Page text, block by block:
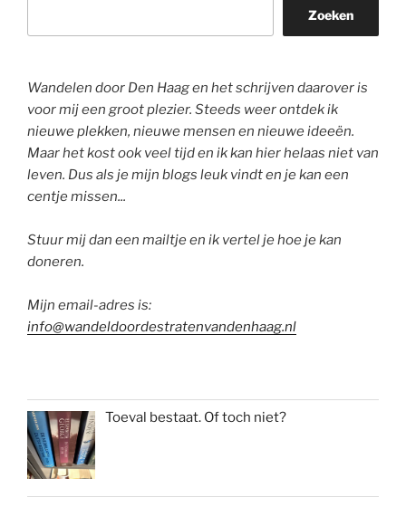
Zoeken
Wandelen door Den Haag en het schrijven daarover is
voor mij een groot plezier. Steeds weer ontdek ik
nieuwe plekken, nieuwe mensen en nieuwe ideeën.
Maar het kost ook veel tijd en ik kan hier helaas niet van
leven. Dus als je mijn blogs leuk vindt en je kan een
centje missen...
Stuur mij dan een mailtje en ik vertel je hoe je kan
doneren.
Mijn email-adres is:
info@wandeldoordestratenvandenhaag.nl
Toeval bestaat. Of toch niet?